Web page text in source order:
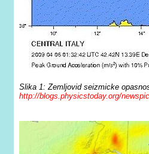
Slika 1: Zemljovid seizmicke
http://blogs.physicstoday.org/